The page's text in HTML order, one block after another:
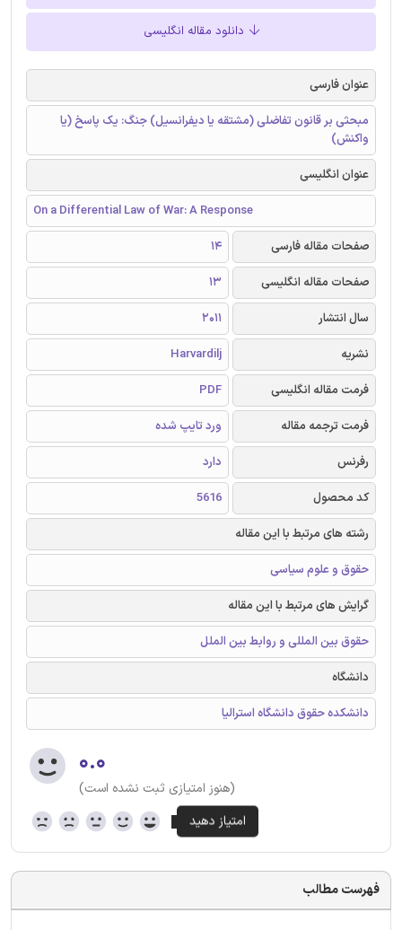
دانلود مقاله انگلیسی
عنوان فارسی
مبحثی بر قانون تفاضلی (مشتقه یا دیفرانسیل) جنگ: یک پاسخ (یا
واکنش)
عنوان انگلیسی
On a Differential Law of War: A Response
صفحات مقاله فارسی
14
صفحات مقاله انگلیسی
13
سال انتشار
2011
نشریه
Harvardilj
فرمت مقاله انگلیسی
PDF
فرمت ترجمه مقاله
ورد تایپ شده
رفرنس
دارد
کد محصول
5616
رشته های مرتبط با این مقاله
حقوق و علوم سیاسی
گرایش های مرتبط با این مقاله
حقوق بین المللی و روابط بین الملل
دانشگاه
دانشکده حقوق دانشگاه استرالیا
۰.۰
(هنوز امتیازی ثبت نشده است)
فهرست مطالب